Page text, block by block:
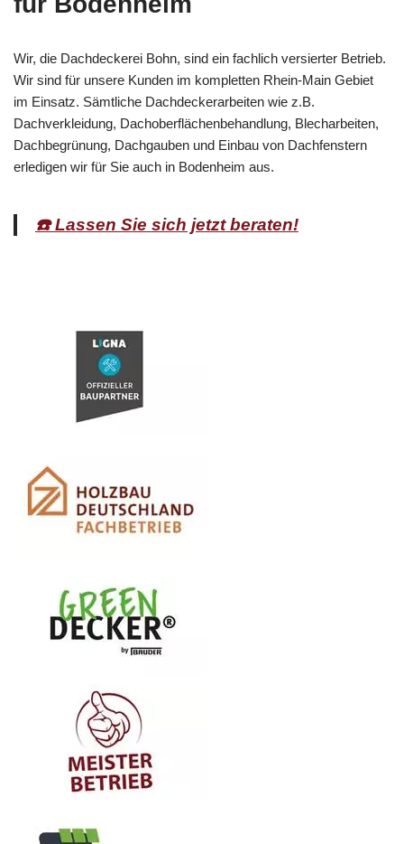
Wir, die Dachdeckerei Bohn, sind ein fachlich versierter Betrieb.
Wir sind für unsere Kunden im kompletten Rhein-Main Gebiet
im Einsatz. Sämtliche Dachdeckerarbeiten wie z.B.
Dachverkleidung, Dachoberflächenbehandlung, Blecharbeiten,
Dachbegrünung, Dachgauben und Einbau von Dachfenstern
erledigen wir für Sie auch in Bodenheim aus.
☎️ Lassen Sie sich jetzt beraten!